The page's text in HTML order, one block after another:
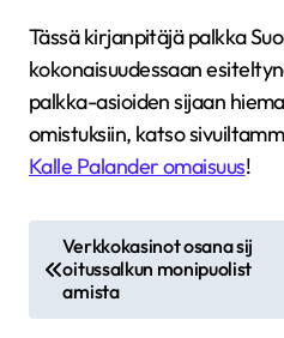
Tässä kirjanpitäjä palkka
kokonaisuudessaan
palkka-asioiden sijaan
omistuksiin, katso
Kalle Palander omaisuus!
t
Verkkokasinot osana sij
oitussalkun monipuolist
amista